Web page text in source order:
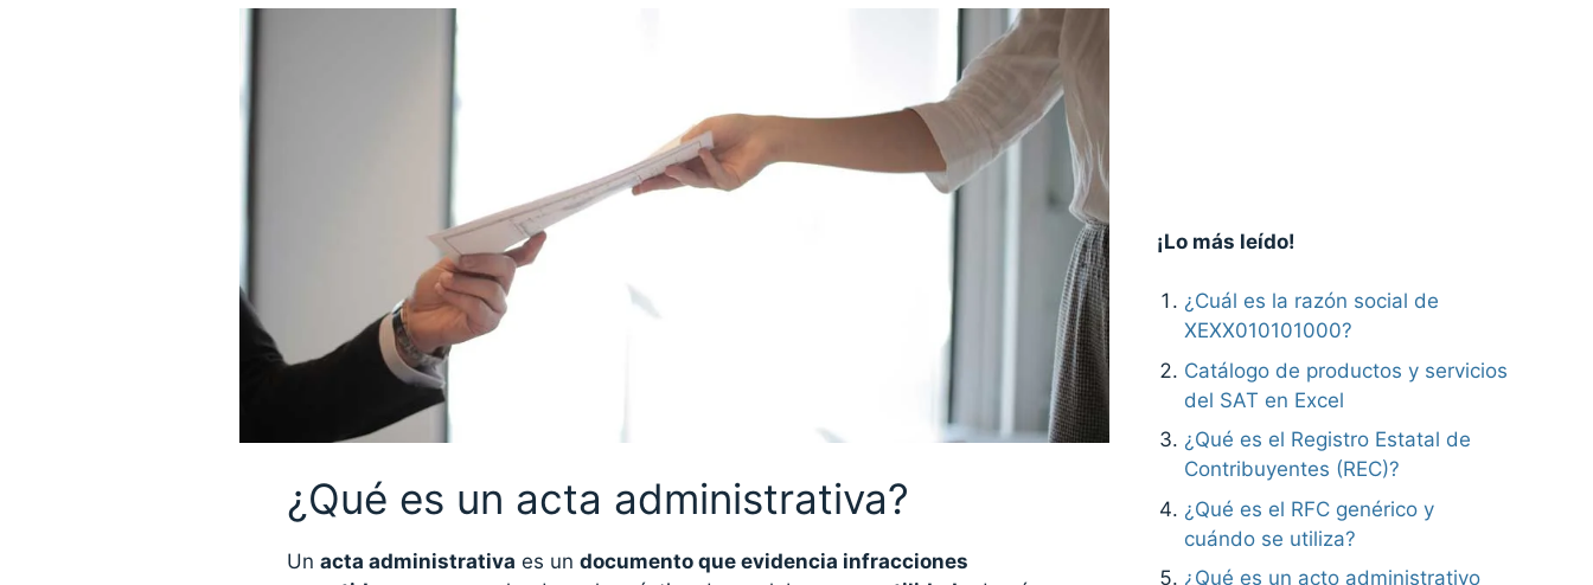
¿Qué es un acta administrativa?
Unacta administrativa es undocumento que evidencia infracciones
¡Lo más leído!
¿Cuál es la razón social de
XEXX010101000?
Catálogo de productos y servicios
del SAT en Excel
¿Qué es el Registro Estatal de
Contribuyentes (REC)?
¿Qué es el RFC genérico y
cuándo se utiliza?
¿Qué es un acto administrativo